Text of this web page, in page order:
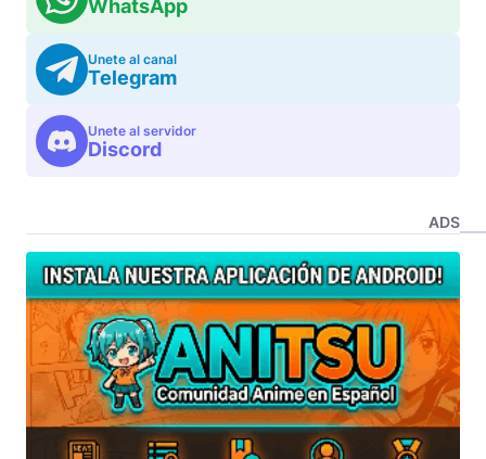
WhatsApp
Unete al canal
Telegram
Unete al servidor
Discord
ADS